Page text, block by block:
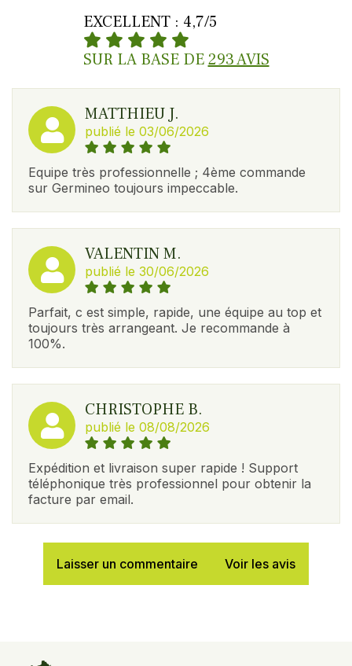
EXCELLENT : 4,7/5
SUR LA BASE DE293 AVIS
MATTHIEU J.
publié le 03/06/2026
Equipe très professionnelle ; 4ème commande
sur Germineo toujours impeccable.
VALENTIN M.
publié le 30/06/2026
Parfait, c est simple, rapide, une équipe au top et
toujours très arrangeant. Je recommande à
100%.
CHRISTOPHE B.
publié le 08/08/2026
Expédition et livraison super rapide ! Support
téléphonique très professionnel pour obtenir la
facture par email.
Laisser un commentaire Voir les avis